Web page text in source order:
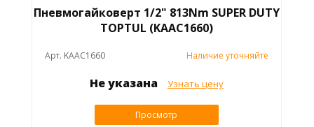
Пневмогайковерт 1/2" 813Nm SUPER DUTY
TOPTUL (KAAC1660)
Арт. KAAC1660 Наличие уточняйте
Не указана Узнать цену
Просмотр